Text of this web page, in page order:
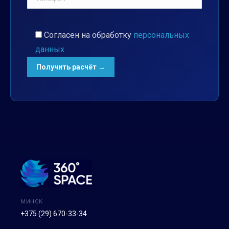
Согласен на обработку персональных
данных
МИНСК
+375 (29) 670-33-34